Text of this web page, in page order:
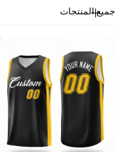
جميع المنتجات